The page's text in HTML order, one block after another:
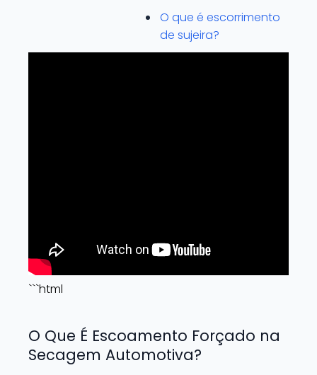
O que é escorrimento
de sujeira?
```html
O Que É Escoamento Forçado na
Secagem Automotiva?